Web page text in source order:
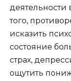
деятельности
того,
исказить
состояние
страх,
ощутить